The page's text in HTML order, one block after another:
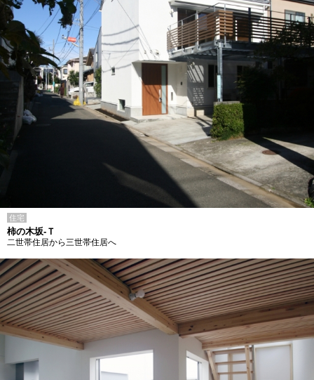
住宅
柿の木坂-Ｔ
二世帯住居から三世帯住居へ